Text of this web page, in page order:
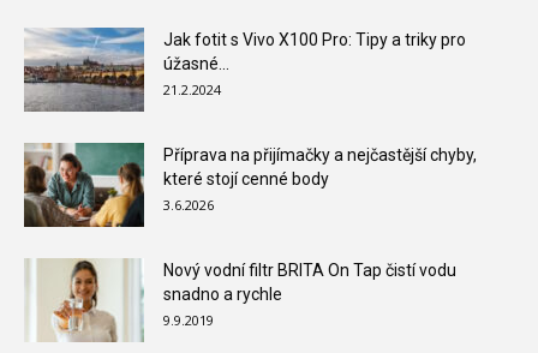
Jak fotit s Vivo X100 Pro: Tipy a triky pro
úžasné...
21.2.2024
Příprava na přijímačky a nejčastější chyby,
které stojí cenné body
3.6.2026
Nový vodní filtr BRITA On Tap čistí vodu
snadno a rychle
9.9.2019